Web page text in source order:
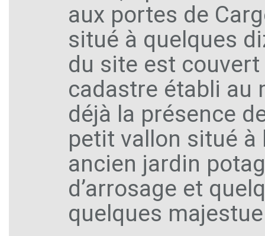
aux portes de
situé à quelques
du site est
cadastre établi au
déjà la présence
petit vallon situé à
ancien jardin
d’arrosage et
quelques